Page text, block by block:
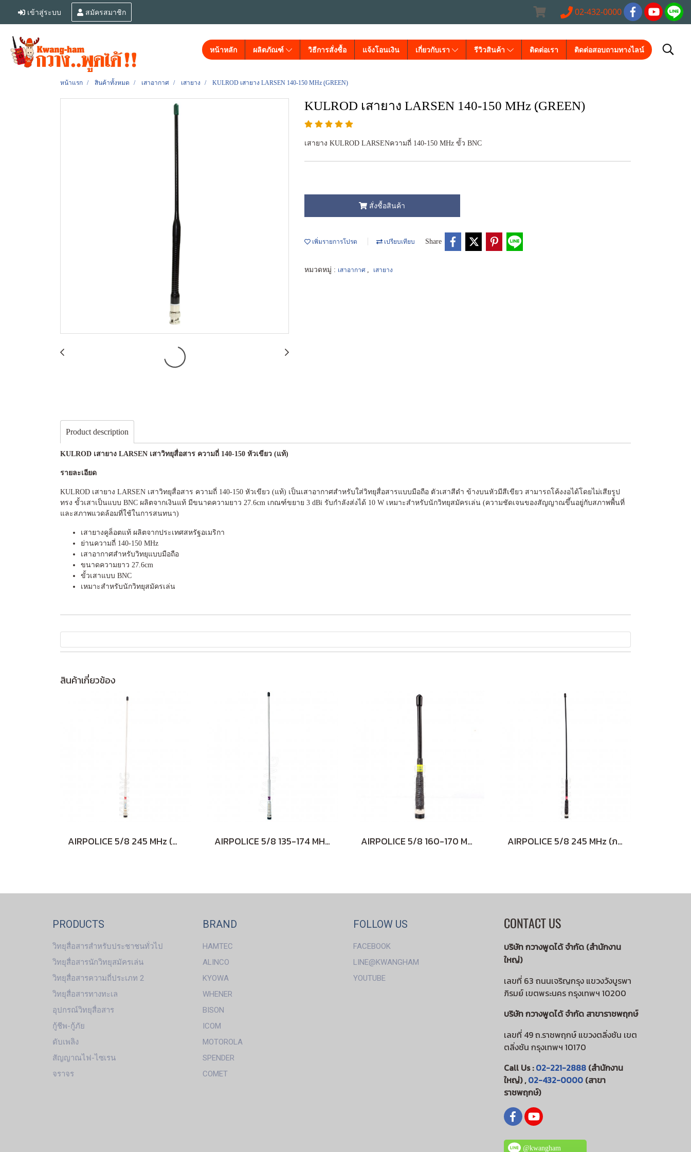
เข้าสู่ระบบ สมัครสมาชิก 02-432-0000
หน้าหลัก ผลิตภัณฑ์ วิธีการสั่งซื้อ แจ้งโอนเงิน เกี่ยวกับเรา รีวิวสินค้า ติดต่อเรา ติดต่อสอบถามทางไลน์
หน้าแรก สินค้าทั้งหมด เสาอากาศ เสายาง KULROD เสายาง LARSEN 140-150 MHz (ฺGREEN)
KULROD เสายาง LARSEN 140-150 MHz (ฺGREEN)
เสายาง KULROD LARSENความถี่ 140-150 MHz ขั้ว BNC
สั่งซื้อสินค้า
เพิ่มรายการโปรด เปรียบเทียบ Share
หมวดหมู่ : เสาอากาศ เสายาง
Product description
KULROD เสายาง LARSEN เสาวิทยุสื่อสาร ความถี่ 140-150 หัวเขียว (แท้)
รายละเอียด
KULROD เสายาง LARSEN เสาวิทยุสื่อสาร ความถี่ 140-150 หัวเขียว (แท้) เป็นเสาอากาศสำหรับใส่วิทยุสื่อสารแบบมือถือ ตัวเสาสีดำ ข้างบนหัวมีสีเขียว สามารถโค้งงอได้โดยไม่เสียรูป
ทรง ขั้วเสาเป็นแบบ BNC ผลิตจากเงินแท้ มีขนาดความยาว 27.6cm เกณฑ์ขยาย 3 dBi รับกำลังส่งได้ 10 W เหมาะสำหรับนักวิทยุสมัครเล่น (ความชัดเจนของสัญญาณขึ้นอยู่กับสภาพพื้นที่
และสภาพแวดล้อมที่ใช้ในการสนทนา)
เสายางคูล็อตแท้ ผลิตจากประเทศสหรัฐอเมริกา
ย่านความถี่ 140-150 MHz
เสาอากาศสำหรับวิทยุแบบมือถือ
ขนาดความยาว 27.6cm
ขั้วเสาแบบ BNC
เหมาะสำหรับนักวิทยุสมัครเล่น
สินค้าเกี่ยวข้อง
AIRPOLICE 5/8 245 MHz (WHITE) AIRPOLICE 5/8 135-174 MHz (WHITE) AIRPOLICE 5/8 160-170 MHz สั้น (ฺBLACK) AIRPOLICE 5/8 245 MHz (ภาคสนาม)
PRODUCTS
วิทยุสื่อสารสำหรับประชาชนทั่วไป
วิทยุสื่อสารนักวิทยุสมัครเล่น
วิทยุสื่อสารความถี่ประเภท 2
วิทยุสื่อสารทางทะเล
อุปกรณ์วิทยุสื่อสาร
กู้ชีพ-กู้ภัย
ดับเพลิง
สัญญาณไฟ-ไซเรน
จราจร
BRAND
HAMTEC
ALINCO
KYOWA
WHENER
BISON
ICOM
MOTOROLA
SPENDER
COMET
FOLLOW US
FACEBOOK
LINE@KWANGHAM
YOUTUBE
CONTACT US
บริษัท กวางพูดได้ จำกัด (สำนักงาน
ใหญ่)
เลขที่ 63 ถนนเจริญกรุง แขวงวังบูรพา
ภิรมย์ เขตพระนคร กรุงเทพฯ 10200
บริษัท กวางพูดได้ จำกัด สาขาราชพฤกษ์
เลขที่ 49 ถ.ราชพฤกษ์ แขวงตลิ่งชัน เขต
ตลิ่งชัน กรุงเทพฯ 10170
Call Us :02-221-2888(สำนักงาน
ใหญ่) ,02-432-0000(สาขา
ราชพฤกษ์)
@kwangham